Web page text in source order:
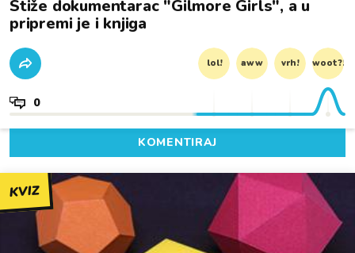
Stiže dokumentarac "Gilmore Girls", a u
pripremi je i knjiga
lol! aww vrh! woot?!
0
KOMENTIRAJ
KVIZ